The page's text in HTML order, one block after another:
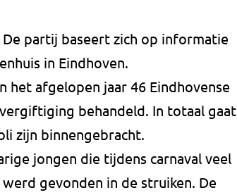
partij baseert zich op informatie
in Eindhoven.
het afgelopen jaar 46 Eindhovense
behandeld. In totaal gaat
zijn binnengebracht.
jongen die tijdens carnaval veel
gevonden in de struiken. De